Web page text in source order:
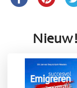
Nieuw!